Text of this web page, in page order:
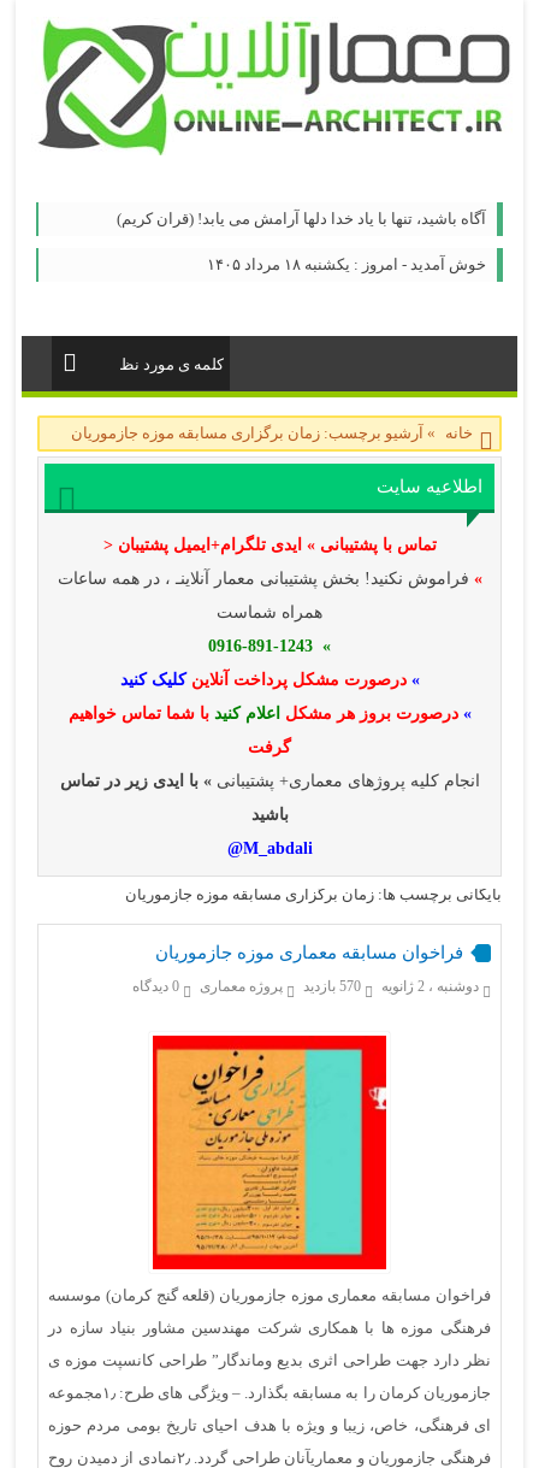
آگاه باشيد، تنها با ياد خدا دلها آرامش می ‏يابد! (قران کریم)
خوش آمدید - امروز : یکشنبه ۱۸ مرداد ۱۴۰۵
خانه » آرشیو برچسب: زمان برگزاری مسابقه موزه جازموریان
اطلاعیه سایت
تماس با پشتیبانی » ایدی تلگرام+ایمیل پشتیبان <
» فراموش نکنید! بخش پشتیبانی معمار آنلاینـ ، در همه ساعات
همراه شماست
» 0916-891-1243
» درصورت مشکل پرداخت آنلاینکلیک کنید
» درصورت بروز هر مشکل اعلام کنید با شما تماس خواهیم
گرفت
انجام کلیه پروژهای معماری+ پشتیبانی» با ایدی زیر در تماس
باشید
M_abdali@
بایگانی برچسب ها: زمان برگزاری مسابقه موزه جازموریان
فراخوان مسابقه معماری موزه جازموریان
دوشنبه ، 2 ژانویه 570 بازدید پروژه معماری 0 دیدگاه
فراخوان مسابقه معماری موزه جازموریان (قلعه گنج کرمان) موسسه
فرهنگی موزه ها با همکاری شرکت مهندسین مشاور بنیاد سازه در
نظر دارد جهت طراحی اثری بدیع وماندگار” طراحی کانسپت موزه ی
جازموریان کرمان را به مسابقه بگذارد. – ویژگی های طرح: ۱٫مجموعه
ای فرهنگی، خاص، زیبا و ویژه با هدف احیای تاریخ بومی مردم حوزه
فرهنگی جازموریان و معماریآنان طراحی گردد. ۲٫نمادی از دمیدن روح